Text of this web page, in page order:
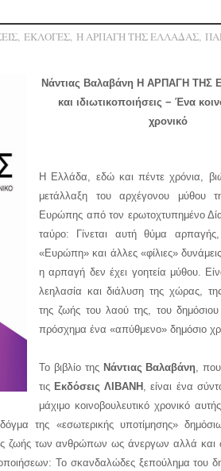
, ΕΚΛΟΓΕΣ, Η ΑΡΠΑΓΗ ΤΗΣ ΕΛΛΑΔΑΣ,
Νάντιας Βαλαβάνη Η ΑΡΠΑΓΗ ΤΗΣ
και ιδιωτικοποιήσεις − Ένα
χρονικό
Η Ελλάδα, εδώ και πέντε χρόνια,
μετάλλαξη του αρχέγονου μύθου
Ευρώπης από τον ερωτοχτυπημένο
ταύρο: Γίνεται αυτή θύμα
«Ευρώπη» και άλλες «φίλιες»
η αρπαγή δεν έχει γοητεία μύθου.
λεηλασία και διάλυση της χώρας,
της ζωής του λαού της, του
πρόσχημα ένα «απύθμενο» δημόσιο
Το βιβλίο της Νάντιας Βαλαβάνη,
τις Εκδόσεις ΛΙΒΑΝΗ , είναι ένα
μάχιμο κοινοβουλευτικό χρονικό
της «εσωτερικής υποτίμησης»
ζωής των ανθρώπων ως άνεργων αλλά
Το σκανδαλώδες ξεπούλημα του